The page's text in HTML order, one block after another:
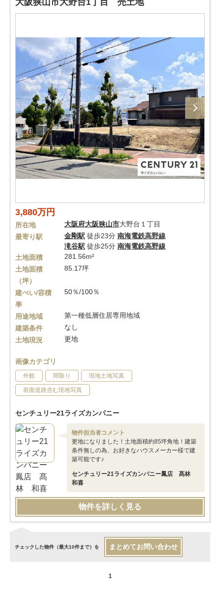
大阪狭山市大野台1丁目 売土地
3,880万円
所在地 大阪府大阪狭山市大野台１丁目
最寄り駅
金剛駅 徒歩23分 南海電鉄高野線
滝谷駅 徒歩25分 南海電鉄高野線
土地面積
281.56m²
土地面積
（坪）
85.17坪
建ぺい/容積
率
50％/100％
用途地域
第一種低層住居専用地域
建築条件
なし
土地現況
更地
画像カテゴリ
外観 間取り 現地土地写真
前面道路含む現地写真
センチュリー21ライズカンパニー
物件担当者コメント
更地になりました！土地面積約85坪角地！建築
条件無しの為、お好きなハウスメーカー様で建
築可能です♪
センチュリー21ライズカンパニー鳳店 髙林
和喜
物件を詳しく見る
チェックした物件（最大10件まで）を まとめてお問い合わせ
1